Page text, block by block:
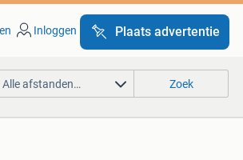
Inloggen Plaats advertentie
Alle afstanden… Zoek